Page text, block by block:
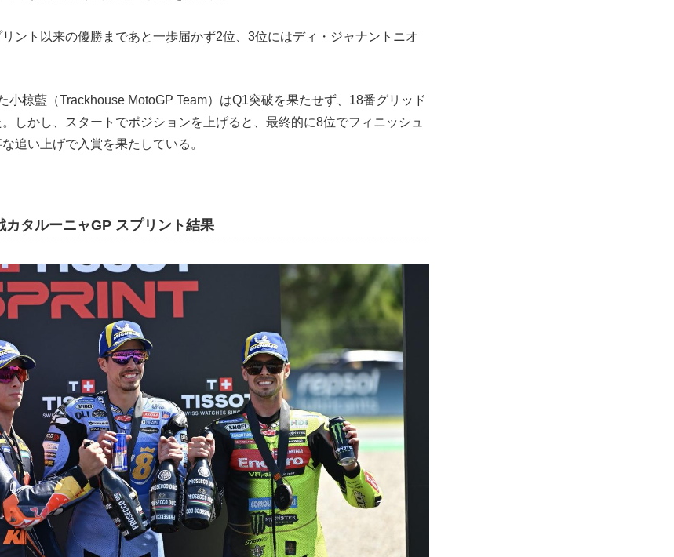
ント以来の優勝まであと一歩届かず2位、3位にはディ・ジャナントニオ
小椋藍（Trackhouse MotoGP Team）はQ1突破を果たせず、18番グリッド
しかし、スタートでポジションを上げると、最終的に8位でフィニッシュ
追い上げで入賞を果たしている。
タルーニャGP スプリント結果